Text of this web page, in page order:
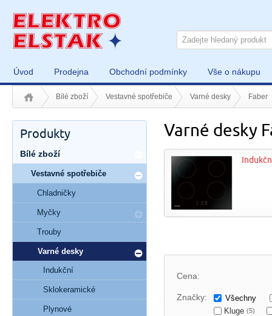
Úvod Prodejna Obchodní podmínky Vše o nákupu
Bílé zboží Vestavné spotřebiče Varné desky Faber
Varné desky
Cena:
Značky:
Všechny
Kluge (5)
Produkty
Bílé zboží
Vestavné spotřebiče
Chladničky
Myčky
Trouby
Varné desky
Indukční
Sklokeramické
Plynové